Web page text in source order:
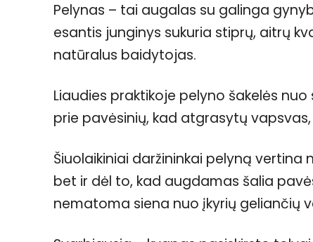
Pelynas – tai augalas su galinga
esantis junginys sukuria stiprų, aitrų
natūralus baidytojas.
Liaudies praktikoje pelyno šakelės
prie pavėsinių, kad atgrasytų
Šiuolaikiniai daržininkai pelyną
bet ir dėl to, kad augdamas šalia
nematoma siena nuo įkyrių geliančių